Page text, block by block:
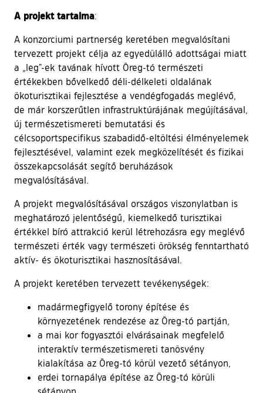
A projekt tartalma:
A konzorciumi partnerség keretében megvalósítani
tervezett projekt célja az egyedülálló adottságai miatt
a „leg”-ek tavának hívott Öreg-tó természeti
értékekben bővelkedő déli-délkeleti oldalának
ökoturisztikai fejlesztése a vendégfogadás meglévő,
de már korszerűtlen infrastruktúrájának megújításával,
új természetismereti bemutatási és
célcsoportspecifikus szabadidő-eltöltési élményelemek
fejlesztésével, valamint ezek megközelítését és fizikai
összekapcsolását segítő beruházások
megvalósításával.
A projekt megvalósításával országos viszonylatban is
meghatározó jelentőségű, kiemelkedő turisztikai
értékkel bíró attrakció kerül létrehozásra egy meglévő
természeti érték vagy természeti örökség fenntartható
aktív- és ökoturisztikai hasznosításával.
A projekt keretében tervezett tevékenységek:
madármegfigyelő torony építése és
környezetének rendezése az Öreg-tó partján,
a mai kor fogyasztói elvárásainak megfelelő
interaktív természetismereti tanösvény
kialakítása az Öreg-tó körül vezető sétányon,
erdei tornapálya építése az Öreg-tó körüli